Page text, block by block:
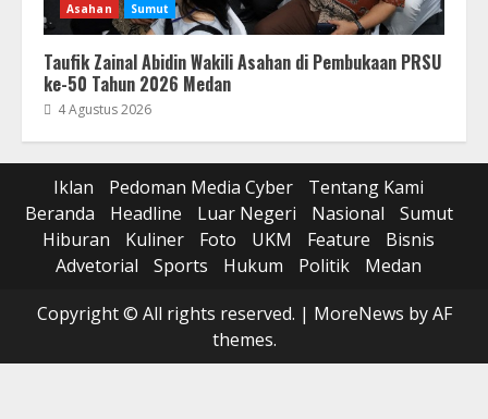
Asahan Sumut
Taufik Zainal Abidin Wakili Asahan di Pembukaan PRSU
ke-50 Tahun 2026 Medan
4 Agustus 2026
Iklan Pedoman Media Cyber
Tentang Kami
Beranda
Headline Luar Negeri Nasional
Sumut
Hiburan
Kuliner Foto UKM Feature
Bisnis
Advetorial
Sports Hukum Politik
Medan
Copyright © All rights reserved. | MoreNews by AF
themes.